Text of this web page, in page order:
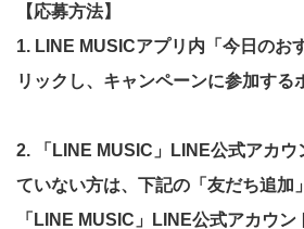
【応募方法】
1. LINE MUSICアプリ内「今日のお
リックし、 キャンペーンに参加する
2. 「 LINE MUSIC」LINE公式アカウ
ていない方は、下記の「友だち追加
「LINE MUSIC 」L INE公式アカウン